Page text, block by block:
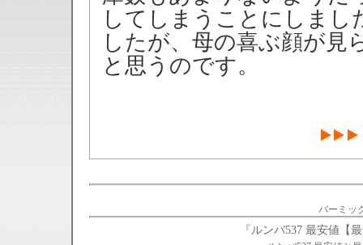
してしまうことにしまし
したが、母の喜ぶ顔が見
と思うのです。
バーミッ
『ルンバ537 最安値【